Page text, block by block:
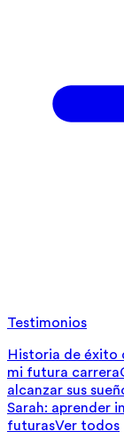
Testimonios
Historia de éxito
mi futura carrera
alcanzar sus
Sarah: aprender
futurasVer todos